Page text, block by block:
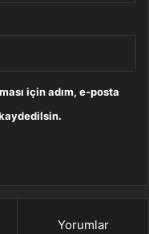
için adım, e-posta
Yorumlar